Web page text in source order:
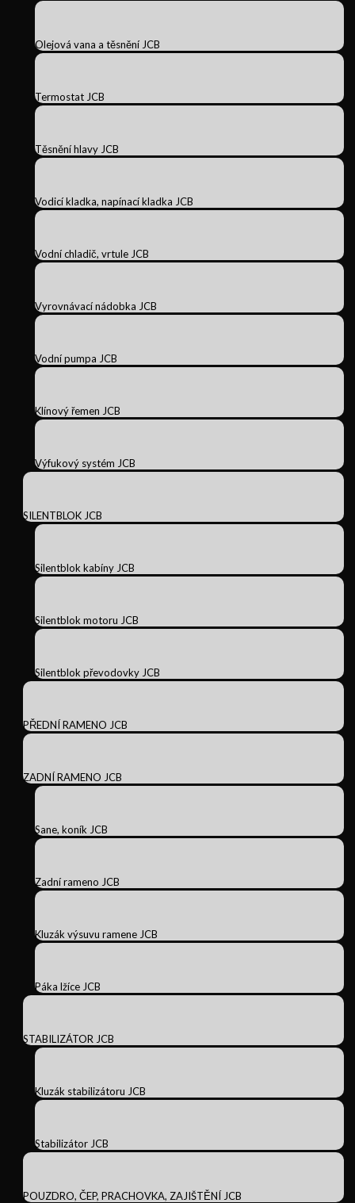
Olejová vana a těsnění JCB
Termostat JCB
Těsnění hlavy JCB
Vodicí kladka, napínací kladka JCB
Vodní chladič, vrtule JCB
Vyrovnávací nádobka JCB
Vodní pumpa JCB
Klínový řemen JCB
Výfukový systém JCB
SILENTBLOK JCB
Silentblok kabíny JCB
Silentblok motoru JCB
Silentblok převodovky JCB
PŘEDNÍ RAMENO JCB
ZADNÍ RAMENO JCB
Sane, koník JCB
Zadní rameno JCB
Kluzák výsuvu ramene JCB
Páka lžíce JCB
STABILIZÁTOR JCB
Kluzák stabilizátoru JCB
Stabilizátor JCB
POUZDRO, ČEP, PRACHOVKA, ZAJIŠTĚNÍ JCB